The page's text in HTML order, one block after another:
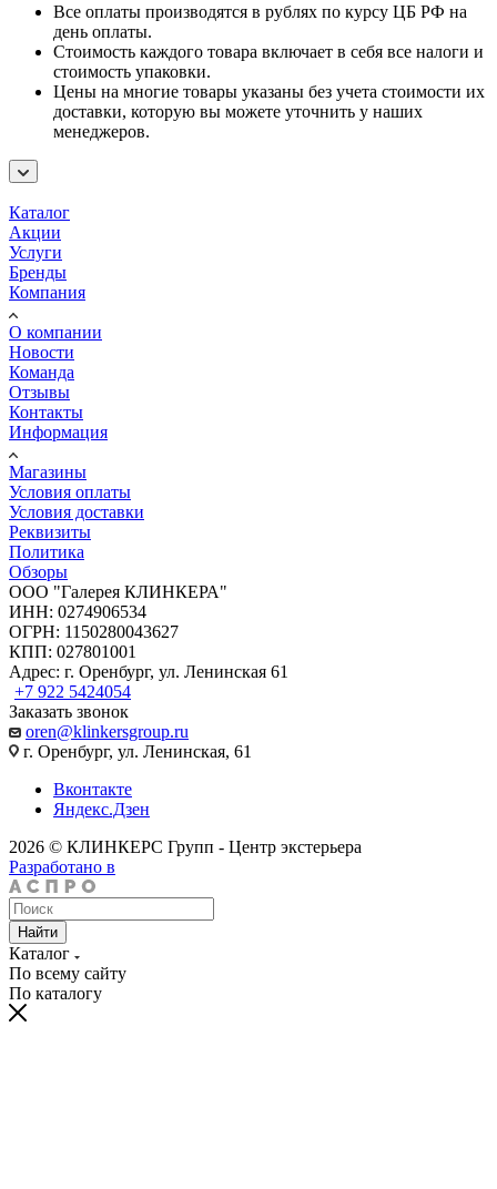
Все оплаты производятся в рублях по курсу ЦБ РФ на
день оплаты.
Стоимость каждого товара включает в себя все налоги и
стоимость упаковки.
Цены на многие товары указаны без учета стоимости их
доставки, которую вы можете уточнить у наших
менеджеров.
Каталог
Акции
Услуги
Бренды
Компания
О компании
Новости
Команда
Отзывы
Контакты
Информация
Магазины
Условия оплаты
Условия доставки
Реквизиты
Политика
Обзоры
ООО "Галерея КЛИНКЕРА"
ИНН: 0274906534
ОГРН: 1150280043627
КПП: 027801001
Адрес: г. Оренбург, ул. Ленинская 61
+7 922 5424054
Заказать звонок
oren@klinkersgroup.ru
г. Оренбург, ул. Ленинская, 61
Вконтакте
Яндекс.Дзен
2026 © КЛИНКЕРС Групп - Центр экстерьера
Разработано в
Найти
Каталог
По всему сайту
По каталогу